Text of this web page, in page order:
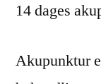
14 dages
Akupunktur